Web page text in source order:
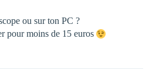
ou sur ton PC ?
pour moins de 15 euros